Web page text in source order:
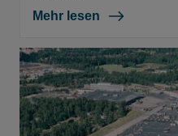
Mehr lesen